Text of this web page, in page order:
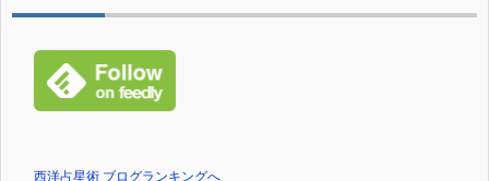
西洋占星術 ブログランキングへ